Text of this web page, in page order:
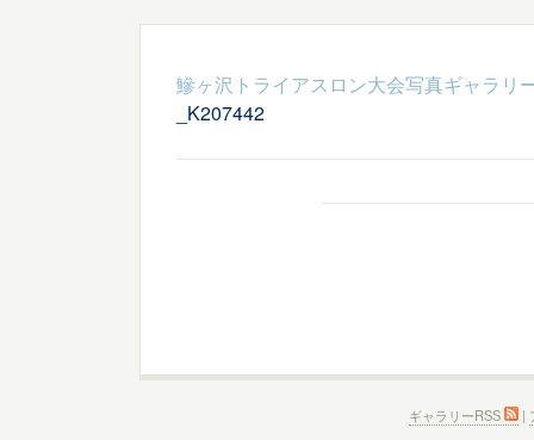
鰺ヶ沢トライアスロン大会写真ギャラリ
_K207442
ギャラリーRSS |